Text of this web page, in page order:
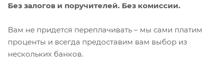
Без залогов и поручителей. Без комиссии.
Вам не придется переплачивать – мы сами платим
проценты и всегда предоставим вам выбор из
нескольких банков.